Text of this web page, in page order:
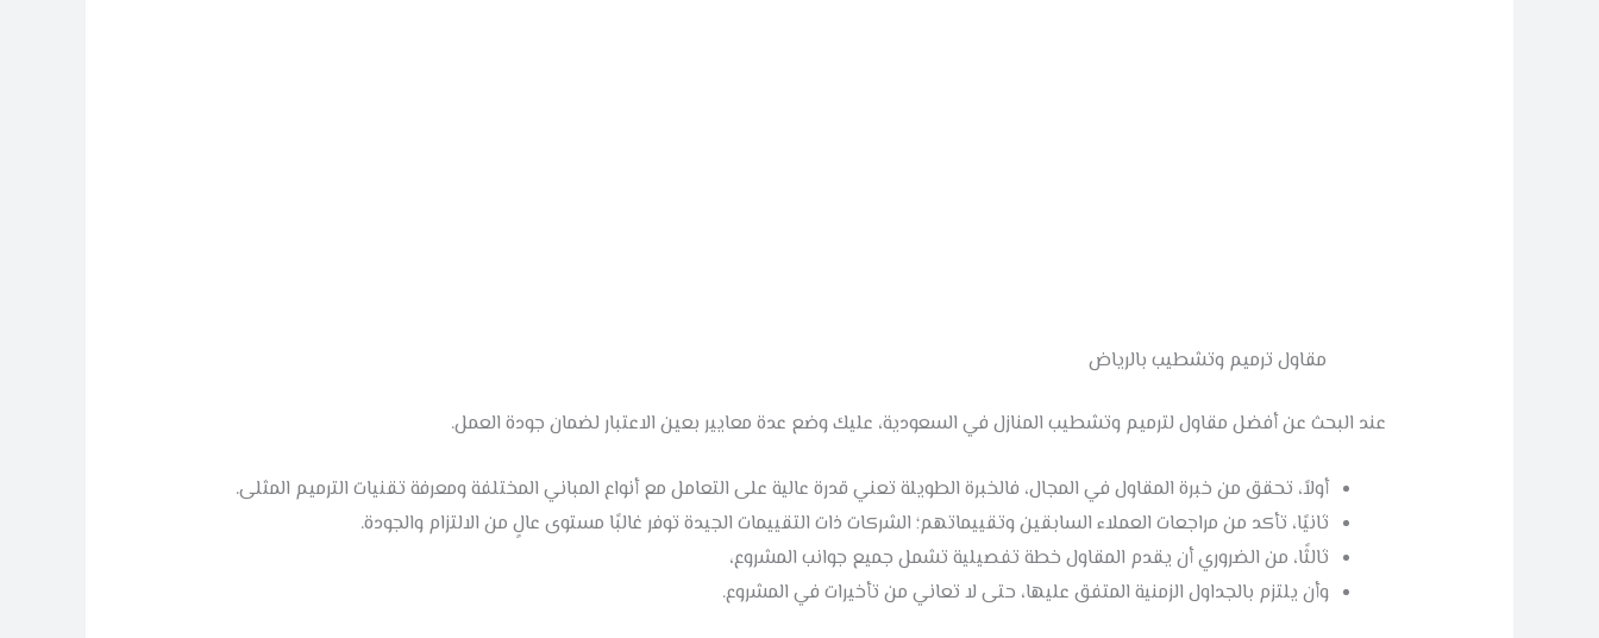
مقاول ترميم وتشطيب بالرياض
عند البحث عن أفضل مقاول لترميم وتشطيب المنازل في السعودية، عليك وضع عدة معايير بعين الاعتبار لضمان جودة العمل.
أولاً، تحقق من خبرة المقاول في المجال، فالخبرة الطويلة تعني قدرة عالية على التعامل مع أنواع المباني المختلفة ومعرفة تقنيات الترميم المثلى.
ثانيًا، تأكد من مراجعات العملاء السابقين وتقييماتهم؛ الشركات ذات التقييمات الجيدة توفر غالبًا مستوى عالٍ من الالتزام والجودة.
ثالثًا، من الضروري أن يقدم المقاول خطة تفصيلية تشمل جميع جوانب المشروع،
وأن يلتزم بالجداول الزمنية المتفق عليها، حتى لا تعاني من تأخيرات في المشروع.